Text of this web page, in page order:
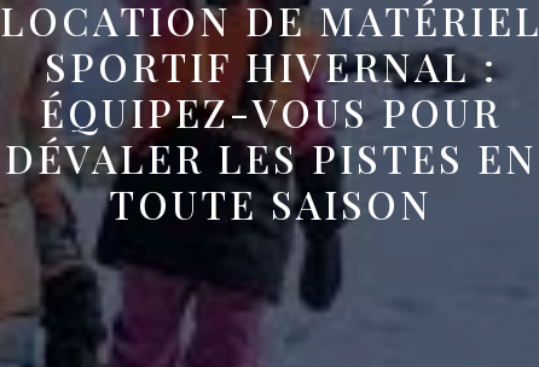
LOCATION DE MATÉRIEL
SPORTIF HIVERNAL :
ÉQUIPEZ-VOUS POUR
DÉVALER LES PISTES EN
TOUTE SAISON